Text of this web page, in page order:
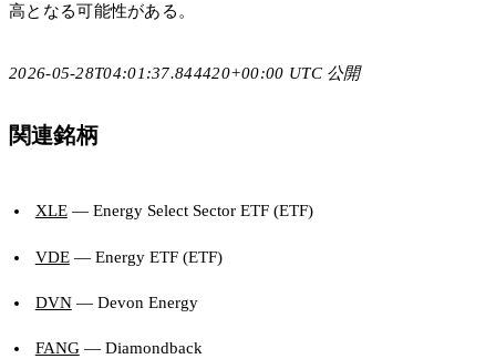
高となる可能性がある。
2026-05-28T04:01:37.844420+00:00 UTC 公開
関連銘柄
XLE— Energy Select Sector ETF (ETF)
VDE— Energy ETF (ETF)
DVN— Devon Energy
FANG— Diamondback